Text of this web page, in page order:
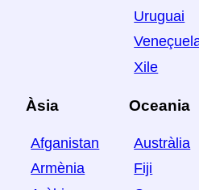
Uruguai
Xile
Àsia
Afganistan
Armènia
Oceania
Austràlia
Fiji